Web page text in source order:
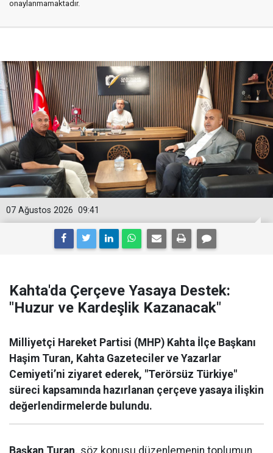
onaylanmamaktadır.
09:41
07 Ağustos 2026
Kahta'da Çerçeve Yasaya Destek:
"Huzur ve Kardeşlik Kazanacak"
Milliyetçi Hareket Partisi (MHP) Kahta İlçe Başkanı
Haşim Turan, Kahta Gazeteciler ve Yazarlar
Cemiyeti’ni ziyaret ederek, "Terörsüz Türkiye"
süreci kapsamında hazırlanan çerçeve yasaya ilişkin
değerlendirmelerde bulundu.
Başkan Turan, söz konusu düzenlemenin toplumun